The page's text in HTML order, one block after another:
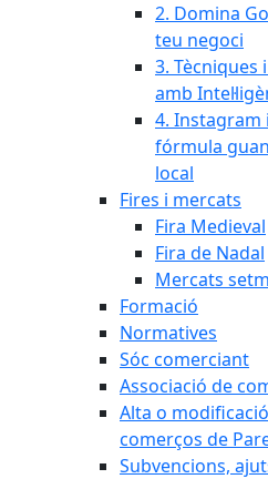
2. Domina
teu negoci
3. Tècniques
amb
4. Instagram
fórmula
local
Fires i mercats
Fira Medieval
Fira de Nadal
Mercats
Formació
Normatives
Sóc comerciant
Associació de
Alta o
comerços de
Subvencions,